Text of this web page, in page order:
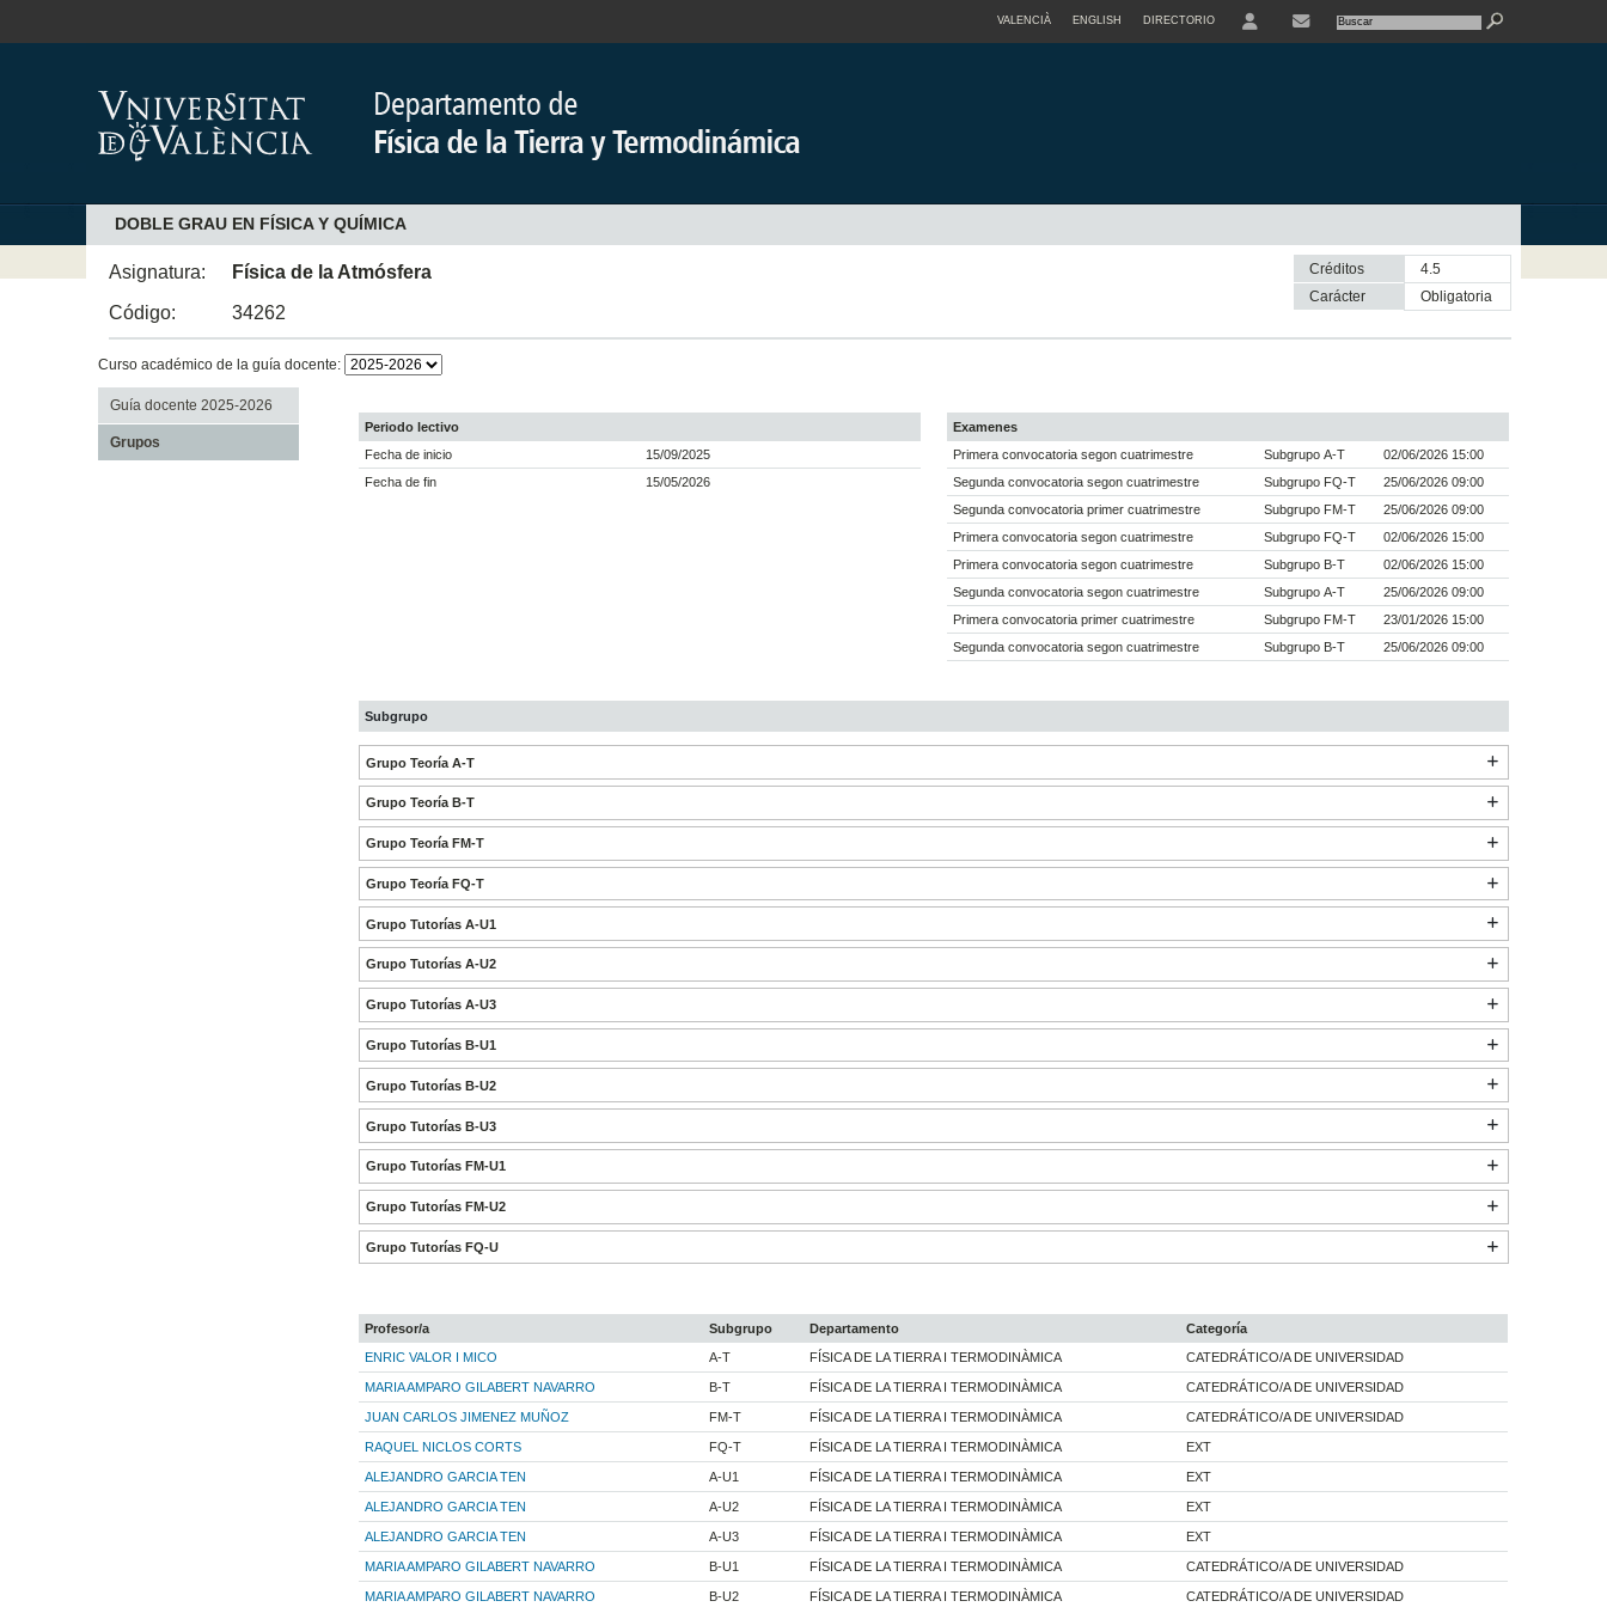
VALENCIÀ ENGLISH DIRECTORIO
DOBLE GRAU EN FÍSICA Y QUÍMICA
Asignatura:
Física de la Atmósfera
Código:
34262
Créditos
4.5
Carácter
obligatoria
Curso académico de la guía docente:
Guía docente 2025-2026
Grupos
Periodo lectivo
Fecha de inicio
15/09/2025
Fecha de fin
15/05/2026
Examenes
Primera convocatoria segon cuatrimestre
Subgrupo A-T
02/06/2026 15:00
Segunda convocatoria segon cuatrimestre
Subgrupo FQ-T
25/06/2026 09:00
Segunda convocatoria primer cuatrimestre
Subgrupo FM-T
25/06/2026 09:00
Primera convocatoria segon cuatrimestre
Subgrupo FQ-T
02/06/2026 15:00
Primera convocatoria segon cuatrimestre
Subgrupo B-T
02/06/2026 15:00
Segunda convocatoria segon cuatrimestre
Subgrupo A-T
25/06/2026 09:00
Primera convocatoria primer cuatrimestre
Subgrupo FM-T
23/01/2026 15:00
Segunda convocatoria segon cuatrimestre
Subgrupo B-T 25/06/2026 09:00
Subgrupo
Grupo Teoría A-T
Grupo Teoría B-T
Grupo Teoría FM-T
Grupo Teoría FQ-T
Grupo Tutorías A-U1
Grupo Tutorías A-U2
Grupo Tutorías A-U3
Grupo Tutorías B-U1
Grupo Tutorías B-U2
Grupo Tutorías B-U3
Grupo Tutorías FM-U1
Grupo Tutorías FM-U2
Grupo Tutorías FQ-U
Profesor/a Subgrupo Departamento
Categoría
ENRIC VALOR I MICO
A-T FÍSICA DE LA TIERRA I TERMODINÀMICA CATEDRÁTICO/A DE UNIVERSIDAD
MARIA AMPARO GILABERT NAVARRO B-T FÍSICA DE LA TIERRA I TERMODINÀMICA CATEDRÁTICO/A DE UNIVERSIDAD
JUAN CARLOS JIMENEZ MUÑOZ FM-T FÍSICA DE LA TIERRA I TERMODINÀMICA CATEDRÁTICO/A DE UNIVERSIDAD
RAQUEL NICLOS CORTS FQ-T FÍSICA DE LA TIERRA I TERMODINÀMICA EXT
ALEJANDRO GARCIA TEN A-U1 FÍSICA DE LA TIERRA I TERMODINÀMICA EXT
ALEJANDRO GARCIA TEN A-U2 FÍSICA DE LA TIERRA I TERMODINÀMICA EXT
ALEJANDRO GARCIA TEN A-U3 FÍSICA DE LA TIERRA I TERMODINÀMICA EXT
MARIA AMPARO GILABERT NAVARRO B-U1 FÍSICA DE LA TIERRA I TERMODINÀMICA CATEDRÁTICO/A DE UNIVERSIDAD
MARIA AMPARO GILABERT NAVARRO B-U2 FÍSICA DE LA TIERRA I TERMODINÀMICA CATEDRÁTICO/A DE UNIVERSIDAD